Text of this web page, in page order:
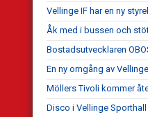
Vellinge IF har en ny
Åk med i bussen och
Bostadsutvecklaren
En ny omgång av
Möllers Tivoli kommer
Disco i Vellinge Sporthall